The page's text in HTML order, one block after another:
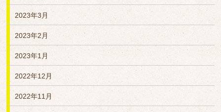
2023年3月
2023年2月
2023年1月
2022年12月
2022年11月